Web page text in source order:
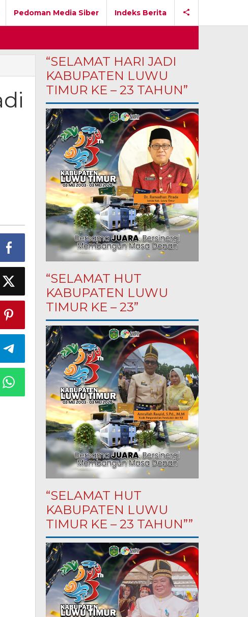
Pedoman Media Siber Indeks Berita
“SELAMAT HARI JADI
KABUPATEN LUWU
TIMUR KE – 23 TAHUN”
“SELAMAT HUT
KABUPATEN LUWU
TIMUR KE – 23”
“SELAMAT HUT
KABUPATEN LUWU
TIMUR KE – 23 TAHUN””